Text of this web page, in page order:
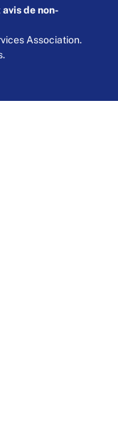
de non-
Association.